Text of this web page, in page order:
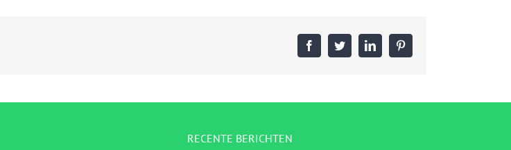
FacebookTwitterLinkedIn
RECENTE BERICHTEN